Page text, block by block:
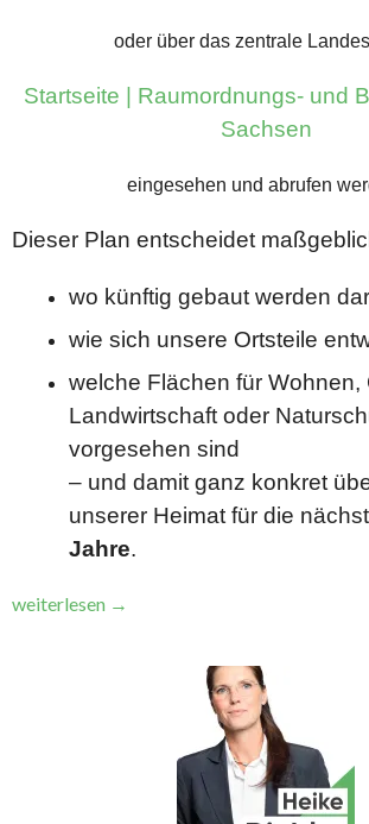
oder über das zentrale
Startseite | Raumordnungs- und
Sachsen
eingesehen und abrufen
Dieser Plan entscheidet
wo künftig gebaut werden
wie sich unsere Ortsteile
welche Flächen für Wohnen,
Landwirtschaft oder
vorgesehen sind
– und damit ganz konkret
unserer Heimat für die
Jahre.
„Aufruf
weiterlesen →